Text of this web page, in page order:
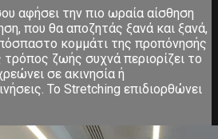
αφήσει την πιο ωραία αίσθηση
που θα αποζητάς ξανά και ξανά,
κομμάτι της προπόνησής
ζωής συχνά περιορίζει το
σε ακινησία ή
Το Stretching επιδιορθώνει